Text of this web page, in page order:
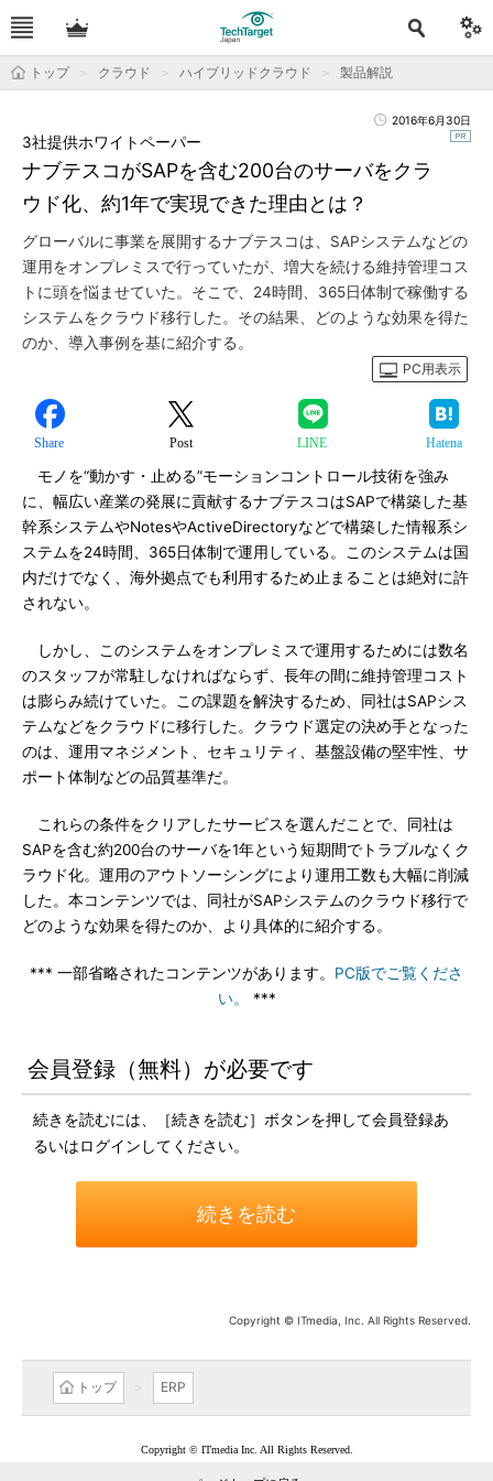
トップ クラウド ハイブリッドクラウド 製品解説
2016年6月30日
ナブテスコがSAPを含む200台のサーバをクラ
ウド化、約1年で実現できた理由とは？
3社提供ホワイトペーパー
グローバルに事業を展開するナブテスコは、SAPシステムなどの
運用をオンプレミスで行っていたが、増大を続ける維持管理コス
トに頭を悩ませていた。そこで、24時間、365日体制で稼働する
システムをクラウド移行した。その結果、どのような効果を得た
のか、導入事例を基に紹介する。
PC用表示
Share Post LINE Hatena
モノを“動かす・止める”モーションコントロール技術を強み
に、幅広い産業の発展に貢献するナブテスコはSAPで構築した基
幹系システムやNotesやActiveDirectoryなどで構築した情報系シ
ステムを24時間、365日体制で運用している。このシステムは国
内だけでなく、海外拠点でも利用するため止まることは絶対に許
されない。
しかし、このシステムをオンプレミスで運用するためには数名
のスタッフが常駐しなければならず、長年の間に維持管理コスト
は膨らみ続けていた。この課題を解決するため、同社はSAPシス
テムなどをクラウドに移行した。クラウド選定の決め手となった
のは、運用マネジメント、セキュリティ、基盤設備の堅牢性、サ
ポート体制などの品質基準だ。
これらの条件をクリアしたサービスを選んだことで、同社は
SAPを含む約200台のサーバを1年という短期間でトラブルなくク
ラウド化。運用のアウトソーシングにより運用工数も大幅に削減
した。本コンテンツでは、同社がSAPシステムのクラウド移行で
どのような効果を得たのか、より具体的に紹介する。
*** 一部省略されたコンテンツがあります。 PC版でご覧くださ
い。
***
会員登録（無料）が必要です
続きを読むには、［続きを読む］ボタンを押して会員登録あ
るいはログインしてください。
続きを読む
Copyright © ITmedia, Inc. All Rights Reserved.
トップ ERP
Copyright © ITmedia Inc. All Rights Reserved.